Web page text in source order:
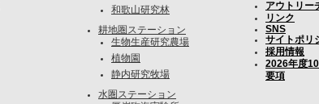
和歌山研究林
耕地圏ステーション
生物生産研究農場
植物園
静内研究牧場
水圏ステーション
アウトリー
リンク
SNS
サイトポリ
採用情報
2026年度
要項